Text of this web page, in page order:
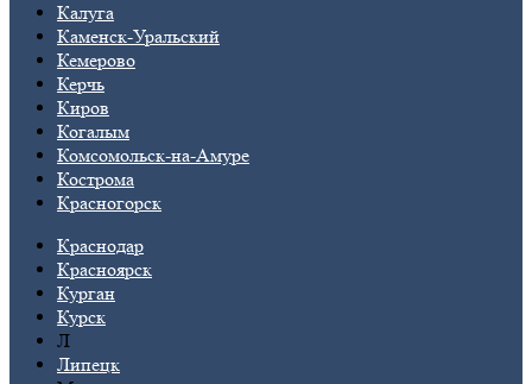
Калуга
Каменск-Уральский
Кемерово
Керчь
Киров
Когалым
Комсомольск-на-Амуре
Кострома
Красногорск
Краснодар
Красноярск
Курган
Курск
Л
Липецк